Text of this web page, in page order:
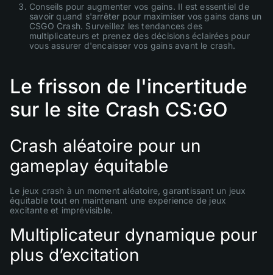
Conseils pour augmenter vos gains. Il est essentiel de
savoir quand s'arrêter pour maximiser vos gains dans un
CSGO Crash. Surveillez les tendances des
multiplicateurs et prenez des décisions éclairées pour
vous assurer d'encaisser vos gains avant le crash.
Le frisson de l'incertitude
sur le site Crash CS:GO
Crash aléatoire pour un
gameplay équitable
Le jeux crash à un moment aléatoire, garantissant un jeux
équitable tout en maintenant une expérience de jeux
excitante et imprévisible.
Multiplicateur dynamique pour
plus d’excitation